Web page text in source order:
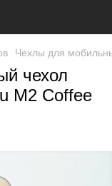
Чехлы для
чехол
M2 Coffee